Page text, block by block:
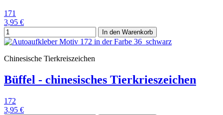
171
3,95 €
In den Warenkorb
Chinesische Tierkreiszeichen
Büffel - chinesisches Tierkrieszeichen
172
3,95 €